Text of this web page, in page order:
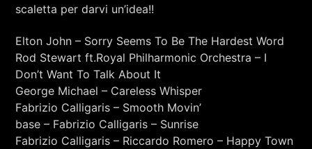
scaletta per darvi un’idea!!
Elton John – Sorry Seems To Be The Hardest Word
Rod Stewart ft.Royal Philharmonic Orchestra – I
Don’t Want To Talk About It
George Michael – Careless Whisper
Fabrizio Calligaris – Smooth Movin’
base – Fabrizio Calligaris – Sunrise
Fabrizio Calligaris – Riccardo Romero – Happy Town